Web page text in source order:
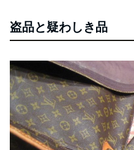
盗品と疑わしき品